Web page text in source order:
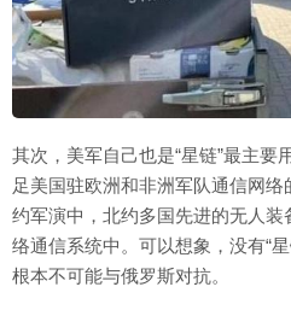
其次，美军自己也是“星链”最主要
足美国驻欧洲和非洲军队通信网络
约军演中，北约多国先进的无人装
络通信系统中。可以想象，没有“
根本不可能与俄罗斯对抗。